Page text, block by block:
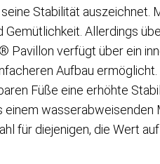
Stabilität auszeichnet.
Allerdings
Pavillon verfügt über ein
Aufbau
Füße eine erhöhte
wasserabweisenden
für diejenigen, die Wert